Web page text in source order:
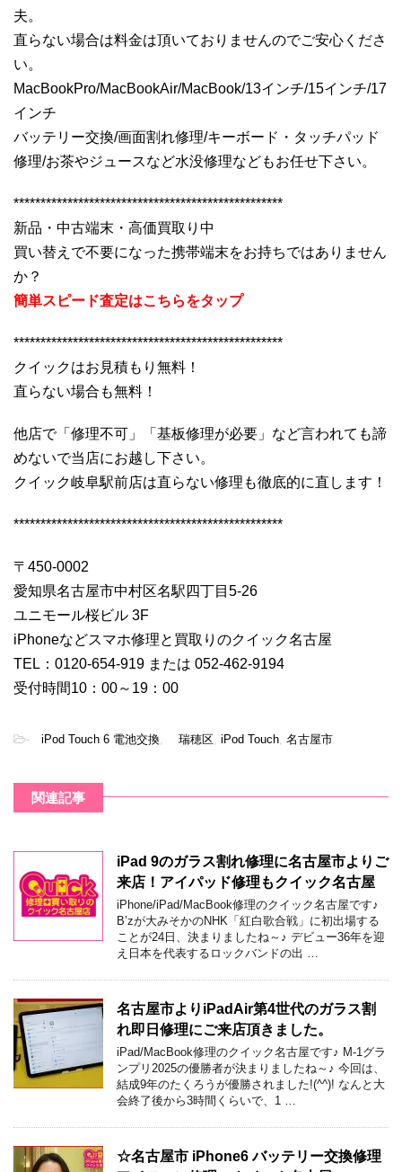
夫。
直らない場合は料金は頂いておりませんのでご安心くださ
い。
MacBookPro/MacBookAir/MacBook/13インチ/15インチ/17
インチ
バッテリー交換/画面割れ修理/キーボード・タッチパッド
修理/お茶やジュースなど水没修理などもお任せ下さい。
**************************************************
新品・中古端末・高価買取り中
買い替えで不要になった携帯端末をお持ちではありません
か？
簡単スピード査定はこちらをタップ
**************************************************
クイックはお見積もり無料！
直らない場合も無料！
他店で「修理不可」「基板修理が必要」など言われても諦
めないで当店にお越し下さい。
クイック岐阜駅前店は直らない修理も徹底的に直します！
**************************************************
〒450-0002
愛知県名古屋市中村区名駅四丁目5-26
ユニモール桜ビル 3F
iPhoneなどスマホ修理と買取りのクイック名古屋
TEL：0120-654-919 または 052-462-9194
受付時間10：00～19：00
- iPod Touch 6 電池交換 瑞穂区 iPod Touch 名古屋市
関連記事
iPad 9のガラス割れ修理に名古屋市よりご
来店！アイパッド修理もクイック名古屋
iPhone/iPad/MacBook修理のクイック名古屋です♪
B’zが大みそかのNHK「紅白歌合戦」に初出場する
ことが24日、決まりましたね～♪ デビュー36年を迎
え日本を代表するロックバンドの出 …
名古屋市よりiPadAir第4世代のガラス割
れ即日修理にご来店頂きました。
iPad/MacBook修理のクイック名古屋です♪ M-1グラ
ンプリ2025の優勝者が決まりましたね～♪ 今回は、
結成9年のたくろうが優勝されました!(^^)! なんと大
会終了後から3時間くらいで、1 …
☆名古屋市 iPhone6 バッテリー交換修理